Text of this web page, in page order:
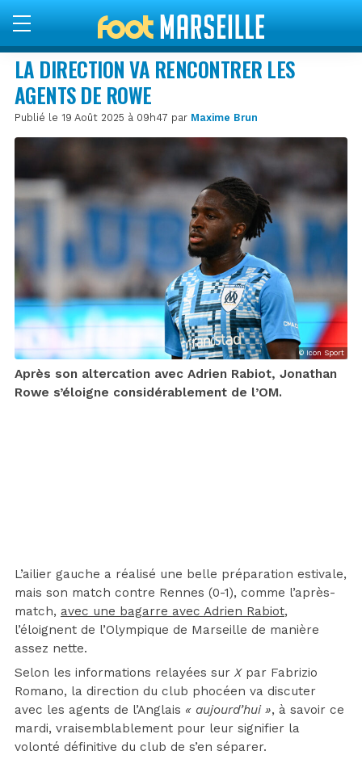
LA DIRECTION VA RENCONTRER LES
AGENTS DE ROWE
Publié le 19 Août 2025 à 09h47 par Maxime Brun
© Icon Sport
Après son altercation avec Adrien Rabiot, Jonathan
Rowe s’éloigne considérablement de l’OM.
L’ailier gauche a réalisé une belle préparation estivale,
mais son match contre Rennes (0-1), comme l’après-
match, avec une bagarre avec Adrien Rabiot,
l’éloignent de l’Olympique de Marseille de manière
assez nette.
Selon les informations relayées sur Xpar Fabrizio
Romano, la direction du club phocéen va discuter
avec les agents de l’Anglais « aujourd’hui », à savoir ce
mardi, vraisemblablement pour leur signifier la
volonté définitive du club de s’en séparer.